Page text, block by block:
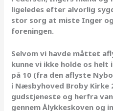
ligeledes efter alvorlig
stor sorg at miste Inger
foreningen.
Selvom vi havde måttet
kunne vi ikke holde os helt
på 10 (fra den aflyste
i Næsbyhoved Broby Kirke
gudstjeneste og herfra
gennem Ålykkeskoven og